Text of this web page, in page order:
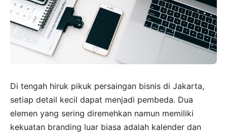
Di tengah hiruk pikuk persaingan bisnis di Jakarta,
setiap detail kecil dapat menjadi pembeda. Dua
elemen yang sering diremehkan namun memiliki
kekuatan branding luar biasa adalah kalender dan